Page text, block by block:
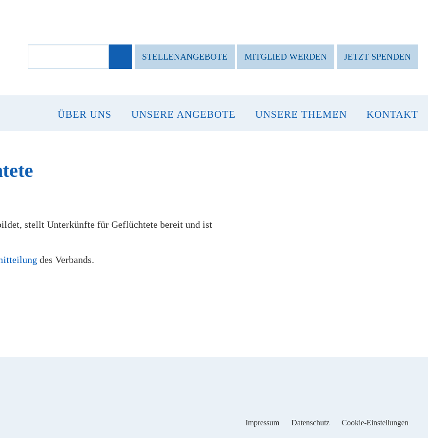
STELLENANGEBOTE MITGLIED WERDEN JETZT SPENDEN
ÜBER UNS UNSERE ANGEBOTE UNSERE THEMEN KONTAKT
stellt Unterkünfte für Geflüchtete bereit und ist
des Verbands.
Impressum Datenschutz Cookie-Einstellungen